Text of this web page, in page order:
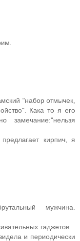
"набор отмычек,
Кака то я его
замечание:"нельзя
кирпич, я
мужчина.
гаджетов...
и периодически